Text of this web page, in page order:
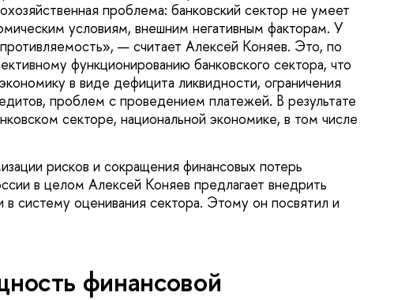
проблема: банковский сектор не умеет
условиям, внешним негативным факторам. У
— считает Алексей Коняев. Это, по
функционированию банковского сектора, что
в виде дефицита ликвидности, ограничения
проблем с проведением платежей. В результате
секторе, национальной экономике, в том числе
рисков и сокращения финансовых потерь
в целом Алексей Коняев предлагает внедрить
в систему оценивания сектора. Этому он посвятил и
финансовой